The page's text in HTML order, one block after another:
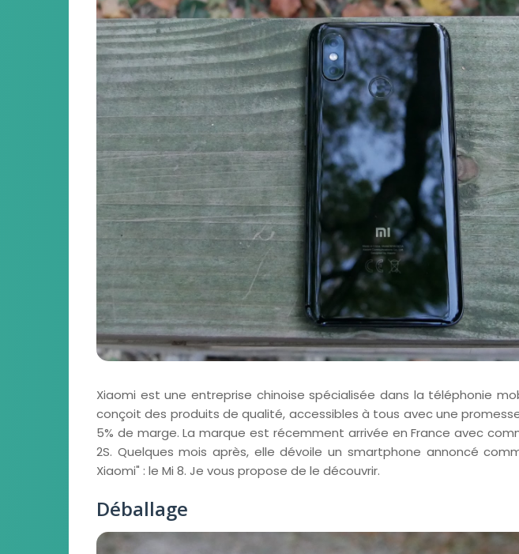
Xiaomi est une entreprise chinoise spécialisée dans la téléphonie
conçoit des produits de qualité, accessibles à tous avec une
5% de marge. La marque est récemment arrivée en France avec
2S. Quelques mois après, elle dévoile un smartphone annoncé
Xiaomi" : le Mi 8. Je vous propose de le découvrir.
Déballage